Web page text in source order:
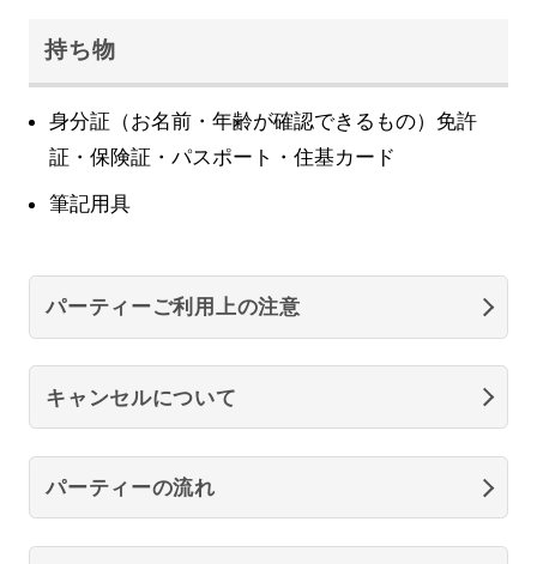
持ち物
身分証（お名前・年齢が確認できるもの）免許
証・保険証・パスポート・住基カード
筆記用具
パーティーご利用上の注意
キャンセルについて
パーティーの流れ